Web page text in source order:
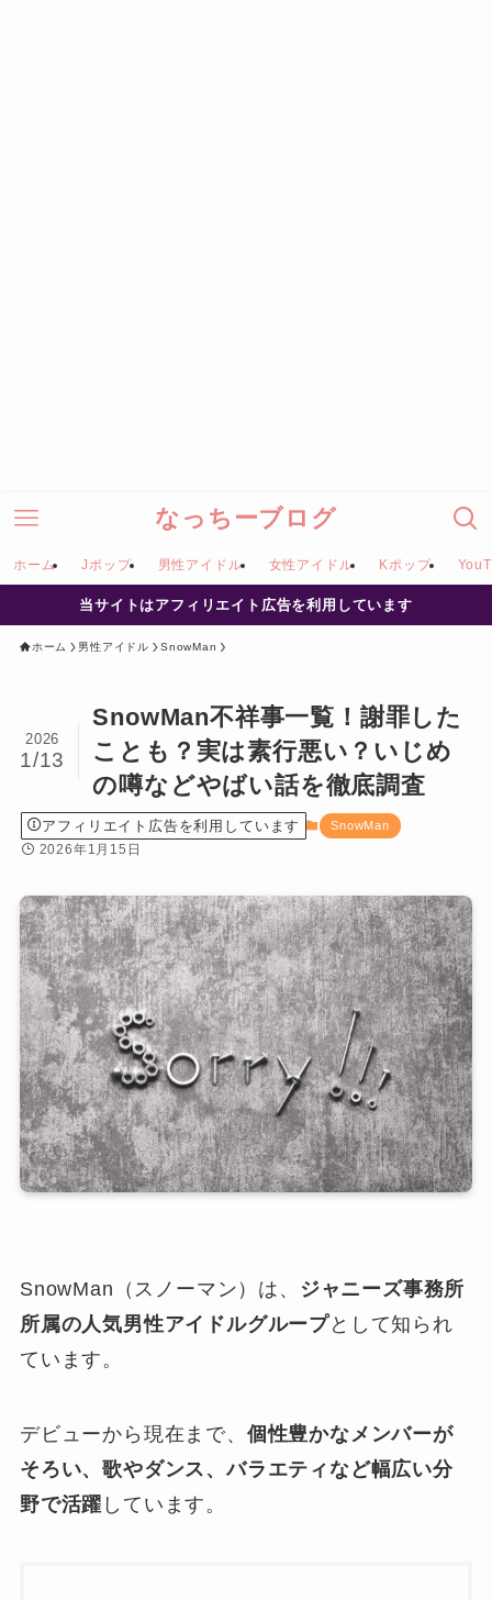
なっちーブログ
ホーム Jポップ 男性アイドル 女性アイドル Kポップ
当サイトはアフィリエイト広告を利用しています
ホーム 男性アイドル SnowMan
SnowMan不祥事一覧！謝罪した
ことも？実は素行悪い？いじめ
の噂などやばい話を徹底調査
2026
1/13
アフィリエイト広告を利用しています SnowMan
2026年1月15日
SnowMan（スノーマン）は、
ジャニーズ事務所
所属の人気男性アイドルグループとして知られ
ています。
デビューから現在まで、 個性豊かなメンバーが
そろい、歌やダンス、バラエティなど幅広い分
野で活躍 しています。